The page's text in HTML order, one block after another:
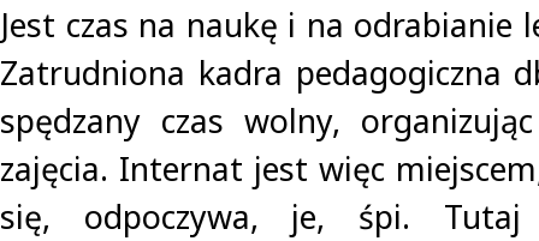
Jest czas na naukę i na odrabianie
Zatrudniona kadra pedagogiczna
spędzany czas wolny,
zajęcia. Internat jest więc
się, odpoczywa, je, śpi. Tutaj